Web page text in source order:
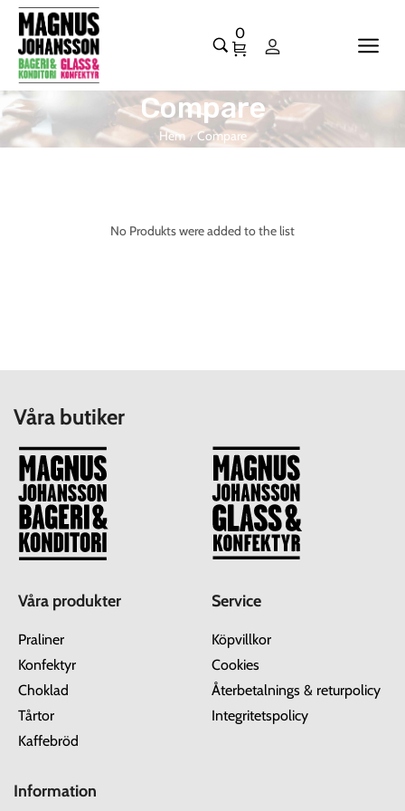
0
Compare
Hem / Compare
No Produkts were added to the list
Våra butiker
Våra produkter
Praliner
Konfektyr
Choklad
Tårtor
Kaffebröd
Service
Köpvillkor
Cookies
Återbetalnings & returpolicy
Integritetspolicy
Information